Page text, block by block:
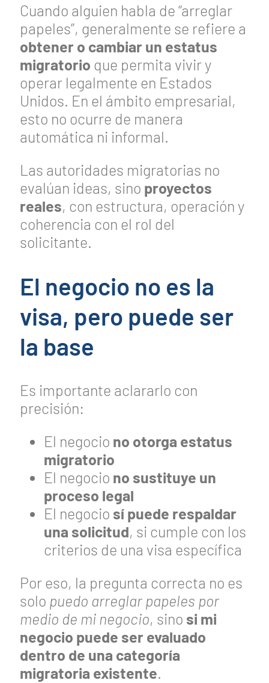
Cuando alguien habla de “arreglar
papeles”, generalmente se refiere a
obtener o cambiar un estatus
migratorio que permita vivir y
operar legalmente en Estados
Unidos. En el ámbito empresarial,
esto no ocurre de manera
automática ni informal.
Las autoridades migratorias no
evalúan ideas, sino proyectos
reales, con estructura, operación y
coherencia con el rol del
solicitante.
El negocio no es la
visa, pero puede ser
la base
Es importante aclararlo con
precisión:
El negocio no otorga estatus
migratorio
El negocio no sustituye un
proceso legal
El negocio sí puede respaldar
una solicitud, si cumple con los
criterios de una visa específica
Por eso, la pregunta correcta no es
solo puedo arreglar papeles por
medio de mi negocio, sino si mi
negocio puede ser evaluado
dentro de una categoría
migratoria existente.